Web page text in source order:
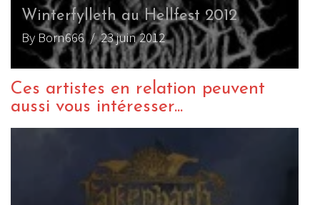
Winterfylleth au Hellfest 2012
By Born666/ 23 juin 2012
Ces artistes en relation peuvent
aussi vous intéresser...